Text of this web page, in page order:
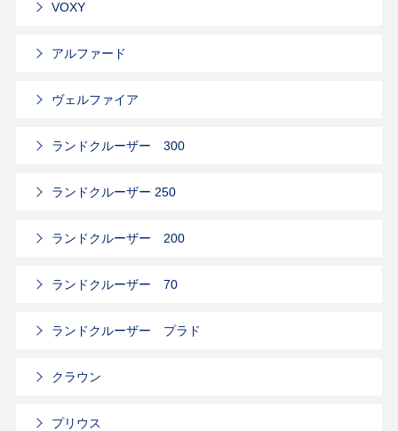
VOXY
アルファード
ヴェルファイア
ランドクルーザー 300
ランドクルーザー 250
ランドクルーザー 200
ランドクルーザー 70
ランドクルーザー プラド
クラウン
プリウス